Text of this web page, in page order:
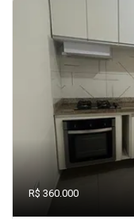
R$ 360.000